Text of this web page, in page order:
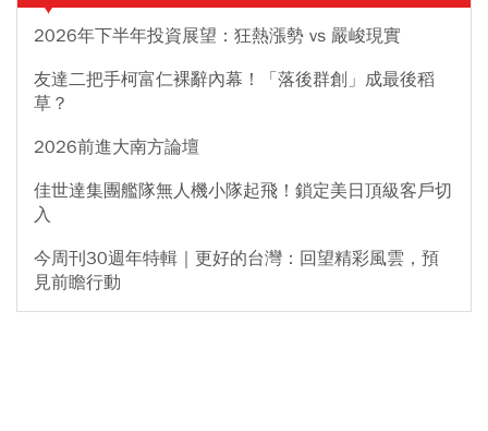
2026年下半年投資展望：狂熱漲勢 vs 嚴峻現實
友達二把手柯富仁裸辭內幕！「落後群創」成最後稻
草？
2026前進大南方論壇
佳世達集團艦隊無人機小隊起飛！鎖定美日頂級客戶切
入
今周刊30週年特輯｜更好的台灣：回望精彩風雲，預
見前瞻行動